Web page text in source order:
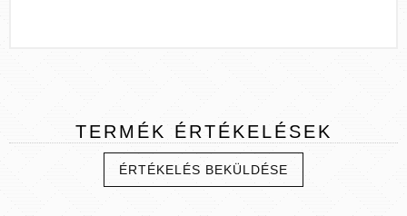
TERMÉK ÉRTÉKELÉSEK
ÉRTÉKELÉS BEKÜLDÉSE